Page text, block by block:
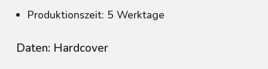
Produktionszeit: 5 Werktage
Daten: Hardcover